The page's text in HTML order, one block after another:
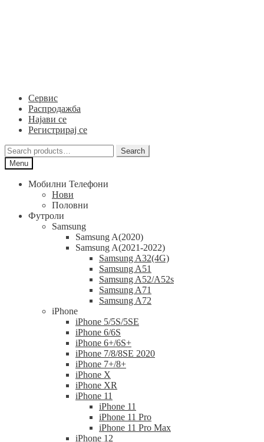
Сервис
Распродажба
Најави се
Регистрирај се
Search
for:
Search
Menu
Мобилни Телефони
Нови
Половни
Футроли
Samsung
Samsung A(2020)
Samsung A(2021-2022)
Samsung A32(4G)
Samsung A51
Samsung A52/A52s
Samsung A71
Samsung A72
iPhone
iPhone 5/5S/5SE
iPhone 6/6S
iPhone 6+/6S+
iPhone 7/8/8SE 2020
iPhone 7+/8+
iPhone X
iPhone XR
iPhone 11
iPhone 11
iPhone 11 Pro
iPhone 11 Pro Max
iPhone 12